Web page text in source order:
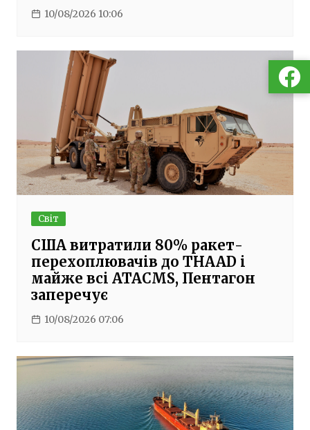
10/08/2026 10:06
Світ
США витратили 80% ракет-
перехоплювачів до THAAD і
майже всі ATACMS, Пентагон
заперечує
10/08/2026 07:06